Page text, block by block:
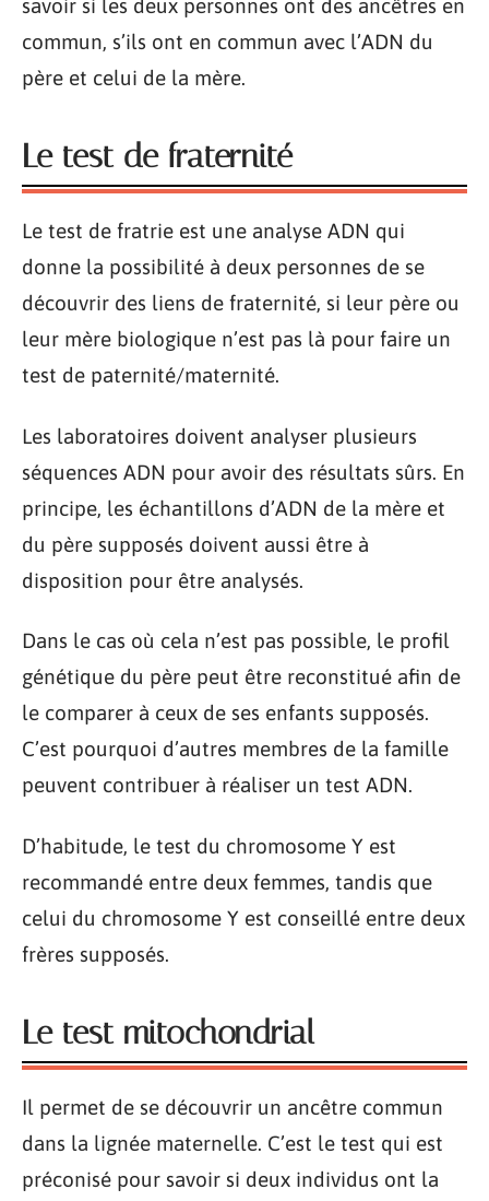
savoir si les deux personnes ont des ancêtres en
commun, s’ils ont en commun avec l’ADN du
père et celui de la mère.
Le test de fraternité
Le test de fratrie est une analyse ADN qui
donne la possibilité à deux personnes de se
découvrir des liens de fraternité, si leur père ou
leur mère biologique n’est pas là pour faire un
test de paternité/maternité.
Les laboratoires doivent analyser plusieurs
séquences ADN pour avoir des résultats sûrs. En
principe, les échantillons d’ADN de la mère et
du père supposés doivent aussi être à
disposition pour être analysés.
Dans le cas où cela n’est pas possible, le profil
génétique du père peut être reconstitué afin de
le comparer à ceux de ses enfants supposés.
C’est pourquoi d’autres membres de la famille
peuvent contribuer à réaliser un test ADN.
D’habitude, le test du chromosome Y est
recommandé entre deux femmes, tandis que
celui du chromosome Y est conseillé entre deux
frères supposés.
Le test mitochondrial
Il permet de se découvrir un ancêtre commun
dans la lignée maternelle. C’est le test qui est
préconisé pour savoir si deux individus ont la